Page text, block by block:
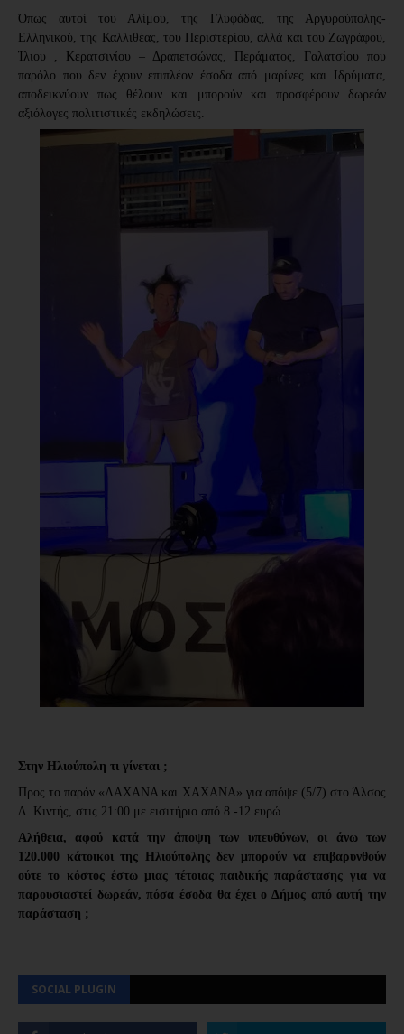
Όπως αυτοί του Αλίμου, της Γλυφάδας, της Αργυρούπολης-
Ελληνικού, της Καλλιθέας, του Περιστερίου, αλλά και του Ζωγράφου,
Ίλιου , Κερατσινίου – Δραπετσώνας, Περάματος, Γαλατσίου που
παρόλο που δεν έχουν επιπλέον έσοδα από μαρίνες και Ιδρύματα,
αποδεικνύουν πως θέλουν και μπορούν και προσφέρουν δωρεάν
αξιόλογες πολιτιστικές εκδηλώσεις.
Στην Ηλιούπολη τι γίνεται ;
Προς το παρόν «ΛΑΧΑΝΑ και ΧΑΧΑΝΑ» για απόψε (5/7) στο Άλσος
Δ. Κιντής, στις 21:00 με εισιτήριο από 8 -12 ευρώ.
Αλήθεια, αφού κατά την άποψη των υπευθύνων, οι άνω των
120.000 κάτοικοι της Ηλιούπολης δεν μπορούν να επιβαρυνθούν
ούτε το κόστος έστω μιας τέτοιας παιδικής παράστασης για να
παρουσιαστεί δωρεάν, πόσα έσοδα θα έχει ο Δήμος από αυτή την
παράσταση ;
SOCIAL PLUGIN